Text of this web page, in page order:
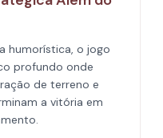
humorística, o jogo
profundo onde
de terreno e
a vitória em